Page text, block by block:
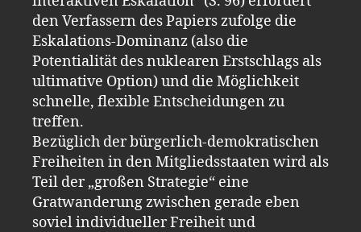
den Verfassern des Papiers zufolge die
Eskalations-Dominanz (also die
Potentialität des nuklearen Erstschlags als
ultimative Option) und die Möglichkeit
schnelle, flexible Entscheidungen zu
treffen.
Bezüglich der bürgerlich-demokratischen
Freiheiten in den Mitgliedsstaaten wird als
Teil der „großen Strategie“ eine
Gratwanderung zwischen gerade eben
soviel individueller Freiheit und